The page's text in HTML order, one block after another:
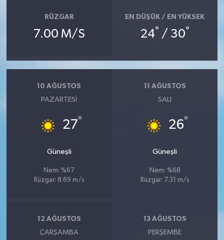
RÜZGAR
7.00 M/S
EN DÜŞÜK / EN YÜKSEK
24° / 30°
10 AĞUSTOS
PAZARTESI
27°
Güneşli
Nem: %67
Rüzgar: 8.69 m/s
11 AĞUSTOS
SALI
26°
Güneşli
Nem: %68
Rüzgar: 7.31 m/s
12 AĞUSTOS
ÇARŞAMBA
13 AĞUSTOS
PERŞEMBE